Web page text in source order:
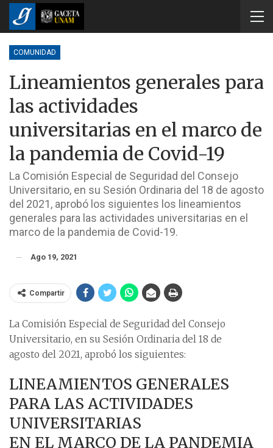
COMUNIDAD
Lineamientos generales para
las actividades
universitarias en el marco de
la pandemia de Covid-19
La Comisión Especial de Seguridad del Consejo
Universitario, en su Sesión Ordinaria del 18 de agosto
del 2021, aprobó los siguientes los lineamientos
generales para las actividades universitarias en el
marco de la pandemia de Covid-19.
Ago 19, 2021
Compartir
La Comisión Especial de Seguridad del Consejo
Universitario, en su Sesión Ordinaria del 18 de
agosto del 2021, aprobó los siguientes:
LINEAMIENTOS GENERALES
PARA LAS ACTIVIDADES
UNIVERSITARIAS
EN EL MARCO DE LA PANDEMIA